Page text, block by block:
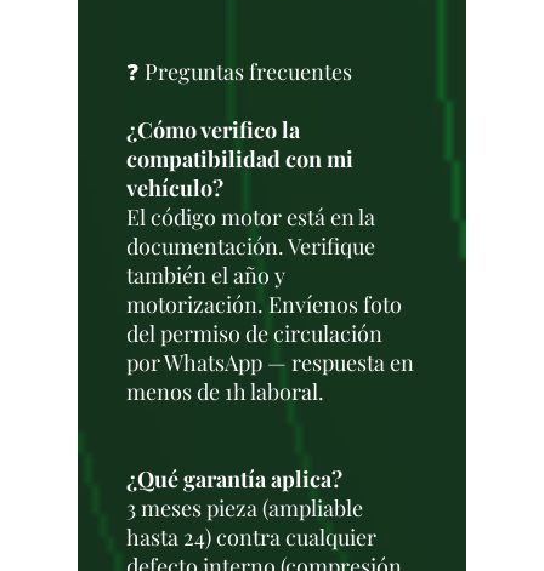
❓ Preguntas frecuentes
¿Cómo verifico la
compatibilidad con mi
vehículo?
El código motor está en la
documentación. Verifique
también el año y
motorización. Envíenos foto
del permiso de circulación
por WhatsApp — respuesta en
menos de 1h laboral.
¿Qué garantía aplica?
3 meses pieza (ampliable
hasta 24) contra cualquier